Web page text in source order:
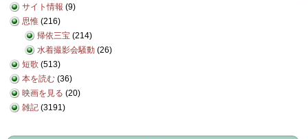
サイト情報 (9)
思惟 (216)
帰依三宝 (214)
水着撮影会騒動 (26)
短歌 (513)
本を読む (36)
映画を見る (20)
雑記 (3191)